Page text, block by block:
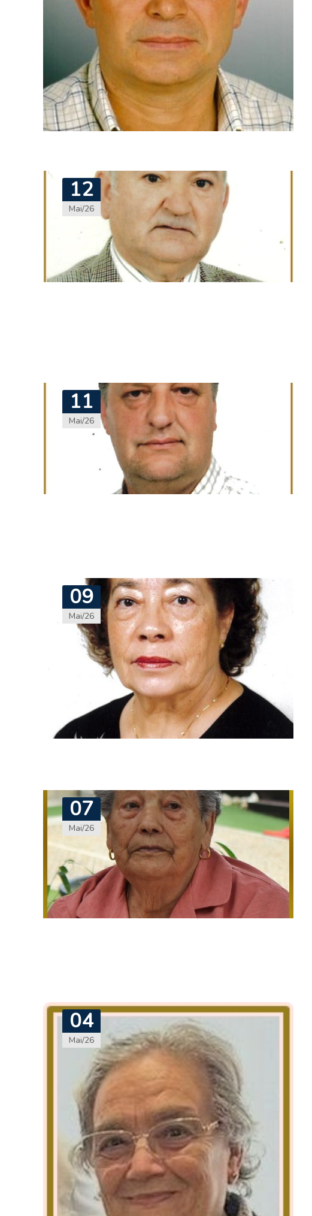
12
Mai/26
11
Mai/26
09
Mai/26
07
Mai/26
04
Mai/26